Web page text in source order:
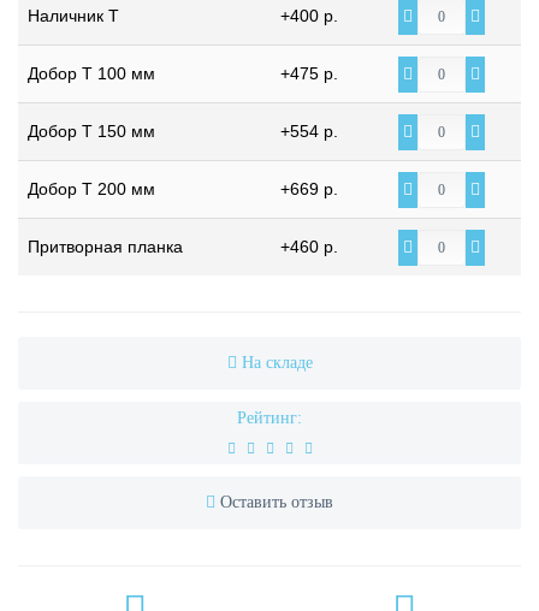
Наличник Т +400 р.
Добор Т 100 мм +475 р.
Добор Т 150 мм +554 р.
Добор Т 200 мм +669 р.
Притворная планка +460 р.
На складе
Рейтинг:
Оставить отзыв